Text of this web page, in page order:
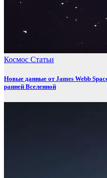
Космос Статьи
Новые данные от James Webb
ранней Вселенной